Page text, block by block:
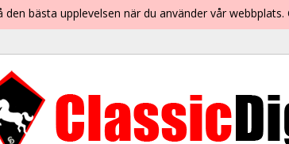
bästa upplevelsen när du använder vår